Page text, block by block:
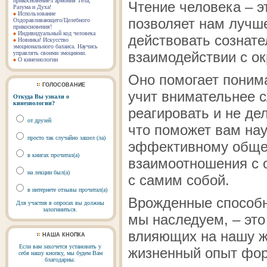
Разума и Духа!
Использование
Оздоравливающего/Целебного
прикосновения!
Индивидуальный код человека
Новинка! Искусство
эмоционального баланса. Научись
управлять своими эмоциями.
О кинезиологии
ГОЛОСОВАНИЕ
Откуда Вы узнали о
кинезиологии?
от друзей
просто так случайно зашел (ла)
в книгах прочитал(а)
на лекции был(а)
в интернете отзывы прочитал(а)
Для участия в опросах вы должны
залогиниться.
НАША КНОПКА
Если вам захочется установить у
себя нашу кнопку, мы будем Вам
благодарны.
Чтение человека –
позволяет нам
действовать
взаимодействии с
Оно помогает
учит внимательнее
реагировать и не
что поможет вам
эффективному
взаимоотношения
с самим собой.
Врожденные
мы наследуем, –
влияющих на нашу
жизненный опыт